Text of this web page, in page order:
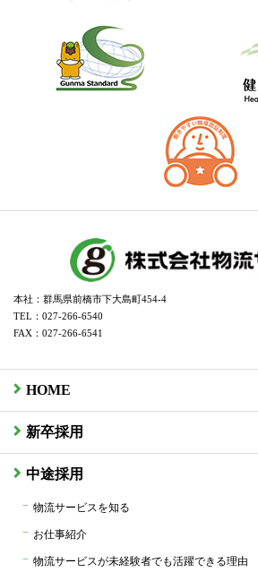
本社：群馬県前橋市下大島町454-4
TEL：027-266-6540
FAX：027-266-6541
HOME
新卒採用
中途採用
物流サービスを知る
お仕事紹介
物流サービスが未経験者でも活躍できる理由